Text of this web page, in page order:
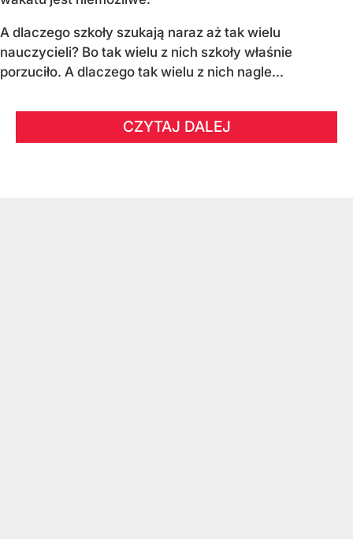
A dlaczego szkoły szukają naraz aż tak wielu
nauczycieli? Bo tak wielu z nich szkoły właśnie
porzuciło. A dlaczego tak wielu z nich nagle...
CZYTAJ DALEJ